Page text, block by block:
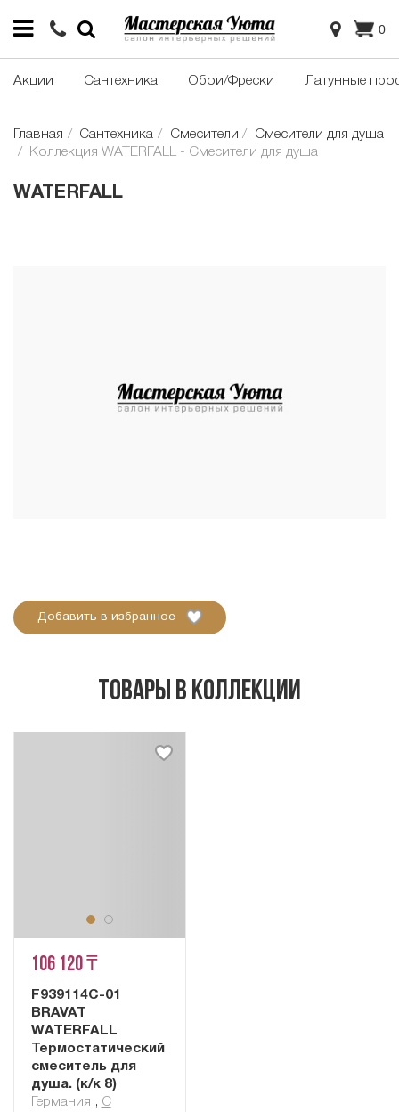
0
Акции Сантехника Обои/Фрески Латунные
Главная Сантехника Смесители
Смесители для душа
Коллекция WATERFALL - Смесители для душа
WATERFALL
Добавить в избранное
Товары в коллекции
106 120 ₸
F939114С-01
BRAVAT
WATERFALL
Термостатический
смеситель для
душа. (к/к 8)
Германия , С